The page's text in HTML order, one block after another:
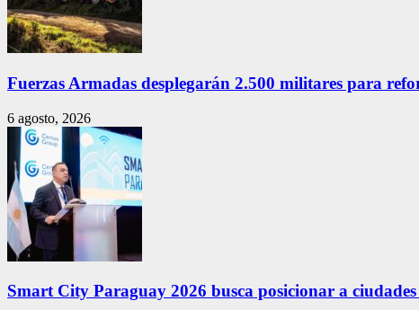
Fuerzas Armadas desplegarán 2.500 militares para
6 agosto, 2026
Smart City Paraguay 2026 busca posicionar a